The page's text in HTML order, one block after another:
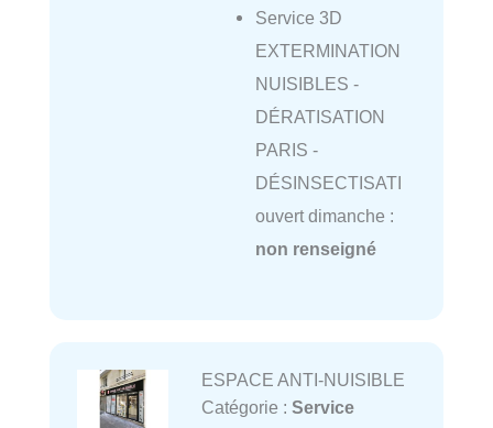
Service 3D
EXTERMINATION
NUISIBLES -
DÉRATISATION
PARIS -
DÉSINSECTISATI
ouvert dimanche :
non renseigné
ESPACE ANTI-NUISIBLE
Catégorie : Service